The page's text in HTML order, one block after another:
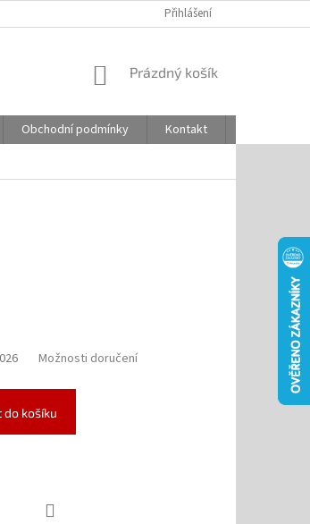
Přihlášení
NÁKUPNÍ
Prázdný košík
Obchodní podmínky Kontakt
Možnosti doručení
do košíku